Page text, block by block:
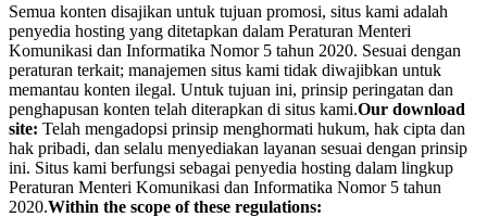
Semua konten disajikan untuk tujuan promosi, situs kami adalah
penyedia hosting yang ditetapkan dalam Peraturan Menteri
Komunikasi dan Informatika Nomor 5 tahun 2020. Sesuai dengan
peraturan terkait; manajemen situs kami tidak diwajibkan untuk
memantau konten ilegal. Untuk tujuan ini, prinsip peringatan dan
penghapusan konten telah diterapkan di situs kami.Our download
site: Telah mengadopsi prinsip menghormati hukum, hak cipta dan
hak pribadi, dan selalu menyediakan layanan sesuai dengan prinsip
ini. Situs kami berfungsi sebagai penyedia hosting dalam lingkup
Peraturan Menteri Komunikasi dan Informatika Nomor 5 tahun
2020.Within the scope of these regulations: